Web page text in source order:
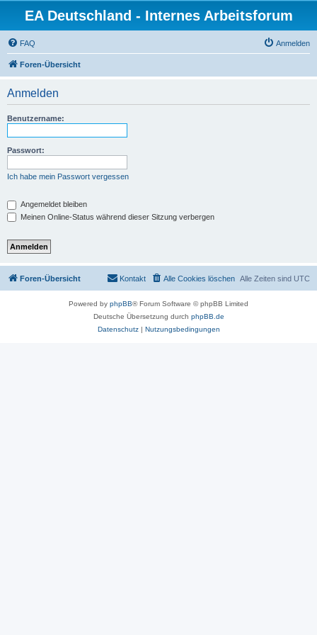
EA Deutschland - Internes Arbeitsforum
FAQ Anmelden
Foren-Übersicht
Anmelden
Benutzername:
Passwort:
Ich habe mein Passwort vergessen
Angemeldet bleiben
Meinen Online-Status während dieser Sitzung verbergen
Foren-Übersicht Alle Zeiten sind UTC
Alle Cookies löschen
Kontakt
Powered by phpBB® Forum Software © phpBB Limited
Deutsche Übersetzung durch phpBB.de
Datenschutz| Nutzungsbedingungen